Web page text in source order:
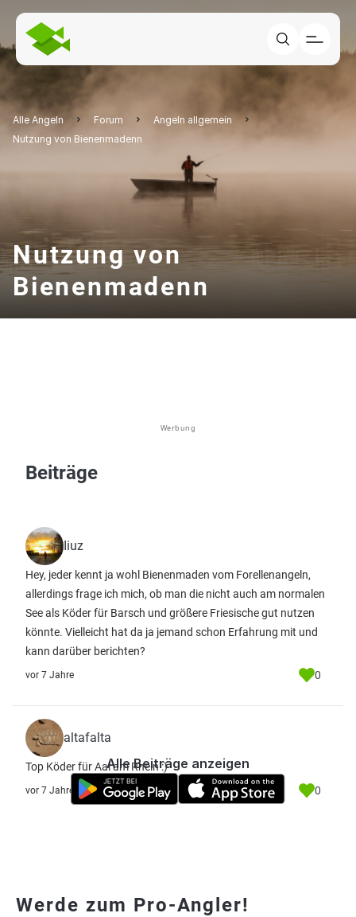
Alle Angeln Forum
Angeln allgemein
Nutzung von Bienenmadenn
Nutzung von
Bienenmadenn
Werbung
Beiträge
Iiuz
Hey, jeder kennt ja wohl Bienenmaden vom Forellenangeln,
allerdings frage ich mich, ob man die nicht auch am normalen
See als Köder für Barsch und größere Friesische gut nutzen
könnte. Vielleicht hat da ja jemand schon Erfahrung mit und
kann darüber berichten?
vor 7 Jahre 0
altafalta
Top Köder für Aal am Rhein :)
vor 7 Jahre 0
Alle Beiträge anzeigen
Werde zum Pro-Angler!